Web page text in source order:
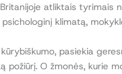
atliktais
klimatą,
pasiekia
O žmonės, kurie